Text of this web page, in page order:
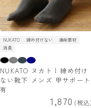
NUKATO 締め付けない
通年素材
消臭
NUKATO ヌカト | 締め付け
ない靴下 メンズ 甲サポート
有
1,870 税込